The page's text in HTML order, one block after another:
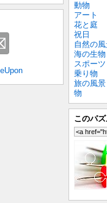
動物
アート
花と庭
祝日
自然の
海の生物
スポーツ
乗り物
旅の風景
物
このパ